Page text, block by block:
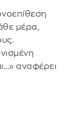
μέρα,
αναφέρει